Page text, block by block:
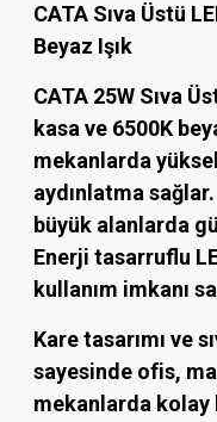
CATA Sıva Üstü
Beyaz Işık
CATA 25W Sıva
kasa ve 6500K
mekanlarda
aydınlatma
büyük alanlarda
Enerji tasarruflu
kullanım imkanı
Kare tasarımı ve
sayesinde ofis,
mekanlarda kolay